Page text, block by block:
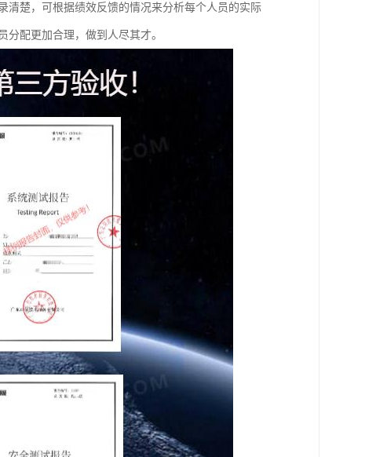
清楚，可根据绩效反馈的情况来分析每个人员的实际
配更加合理，做到人尽其才。